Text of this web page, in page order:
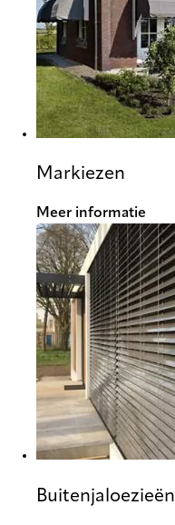
Markiezen
Meer informatie
Buitenjaloezieën